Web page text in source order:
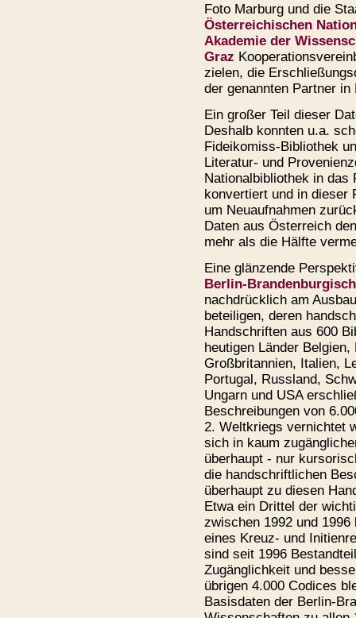
Foto Marburg und die
Österreichischen
Akademie der
Graz
zielen, die
der genannten Partner
Ein großer Teil dieser
Deshalb konnten u.a.
Fideikomiss-Bibliothek
Literatur- und
Nationalbibliothek in das
konvertiert und in dieser
um Neuaufnahmen
Daten aus Österreich
mehr als die Hälfte
Eine glänzende
Berlin-
nachdrücklich am
beteiligen, deren
Handschriften aus 600
heutigen Länder
Großbritannien, Italien,
Portugal, Russland,
Ungarn und USA
Beschreibungen von
2. Weltkriegs vernichtet
sich in kaum
überhaupt - nur
die handschriftlichen
überhaupt zu diesen
Etwa ein Drittel der
zwischen 1992 und
eines Kreuz- und
sind seit 1996
Zugänglichkeit und
übrigen 4.000 Codices
Basisdaten der Berlin-